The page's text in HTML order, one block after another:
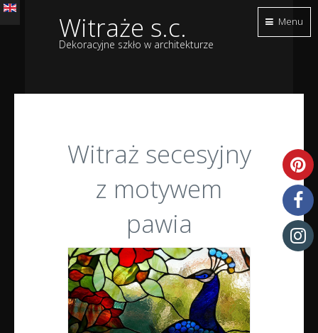
Witraże s.c.
Dekoracyjne szkło w architekturze
Witraż secesyjny
z motywem
pawia
Menu